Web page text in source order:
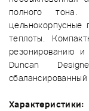
полного
теплоты.
резонированию
Duncan
Характеристики: